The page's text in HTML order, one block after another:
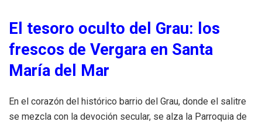
El tesoro oculto del Grau: los
frescos de Vergara en Santa
María del Mar
En el corazón del histórico barrio del Grau, donde el salitre
se mezcla con la devoción secular, se alza la Parroquia de